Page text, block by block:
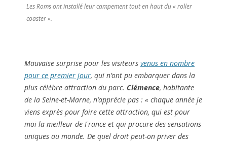
Les Roms ont installé leur campement tout en haut du « roller
coaster ».
Mauvaise surprise pour les visiteurs venus en nombre
pour ce premier jour, qui n’ont pu embarquer dans la
plus célèbre attraction du parc. Clémence, habitante
de la Seine-et-Marne, n’apprécie pas : « chaque année je
viens exprès pour faire cette attraction, qui est pour
moi la meilleur de France et qui procure des sensations
uniques au monde. De quel droit peut-on priver des